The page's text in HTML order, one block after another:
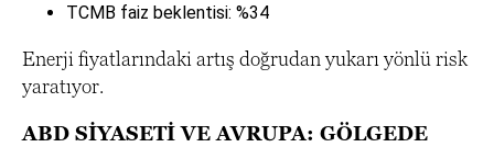
TCMB faiz beklentisi: %34
Enerji fiyatlarındaki artış doğrudan yukarı yönlü risk
yaratıyor.
ABD SİYASETİ VE AVRUPA: GÖLGEDE